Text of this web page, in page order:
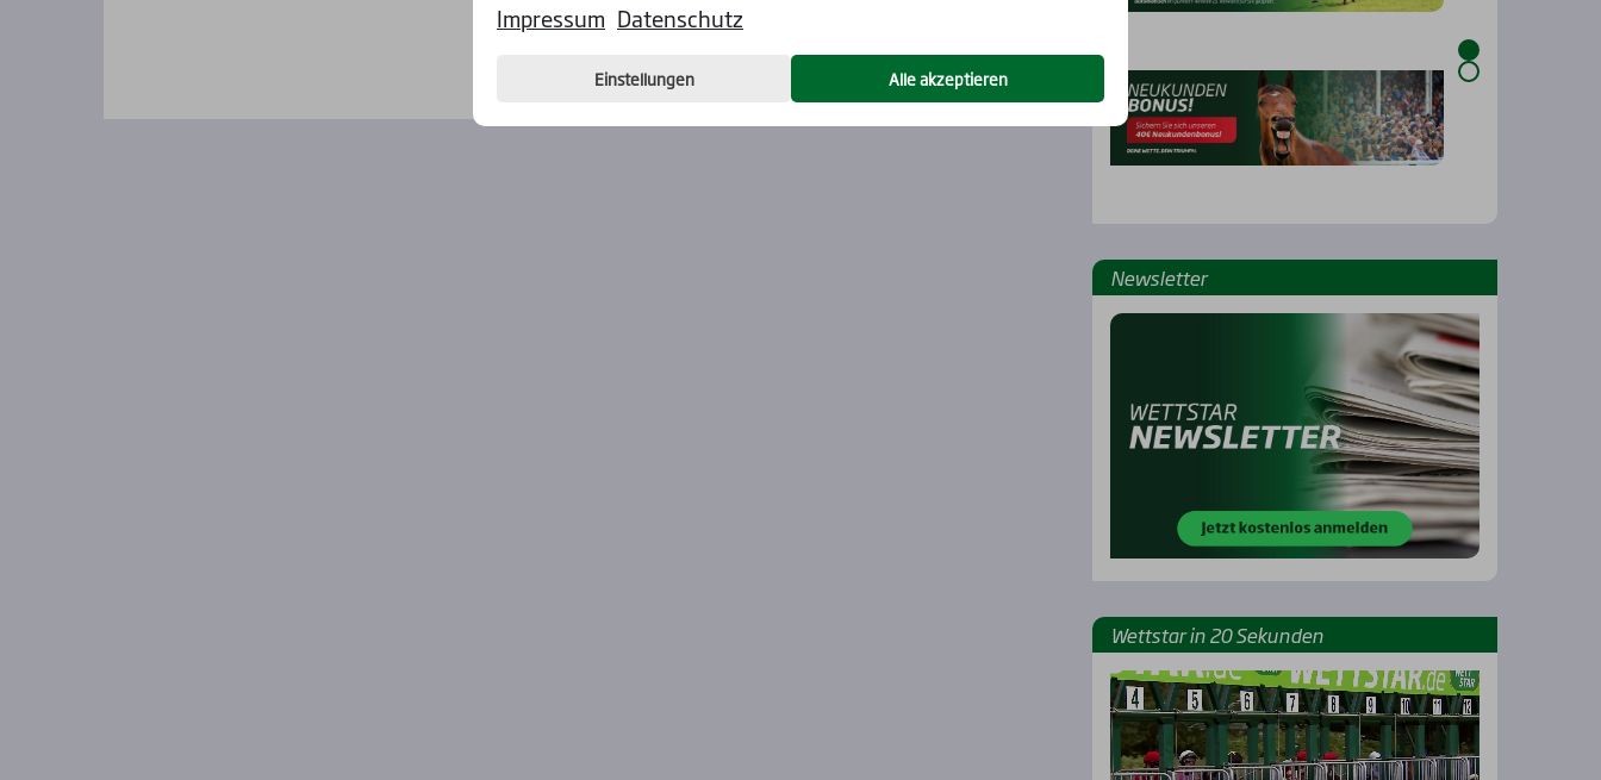
Rennbahnen
News­let­ter
Wett­star in 20 Sekun­den
Impressum Datenschutz
Einstellungen Alle akzeptieren